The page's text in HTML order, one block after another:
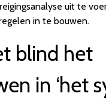
uit te
in te bouwen.
blind het
in ‘het